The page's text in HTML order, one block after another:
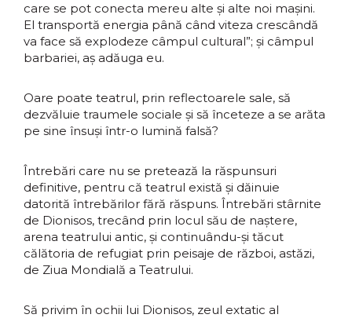
care se pot conecta mereu alte şi alte noi maşini.
El transportă energia până când viteza crescândă
va face să explodeze câmpul cultural”; şi câmpul
barbariei, aş adăuga eu.
Oare poate teatrul, prin reflectoarele sale, să
dezvăluie traumele sociale şi să înceteze a se arăta
pe sine însuși într-o lumină falsă?
Întrebări care nu se pretează la răspunsuri
definitive, pentru că teatrul există și dăinuie
datorită întrebărilor fără răspuns. Întrebări stârnite
de Dionisos, trecând prin locul său de naștere,
arena teatrului antic, și continuându-și tăcut
călătoria de refugiat prin peisaje de război, astăzi,
de Ziua Mondială a Teatrului.
Să privim în ochii lui Dionisos, zeul extatic al